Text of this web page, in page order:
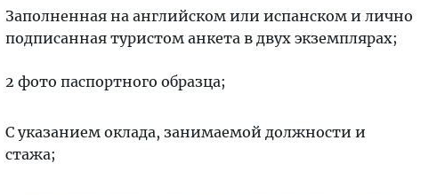
Заполненная на английском или испанском и лично
подписанная туристом анкета в двух экземплярах;
2 фото паспортного образца;
С указанием оклада, занимаемой должности и
стажа;